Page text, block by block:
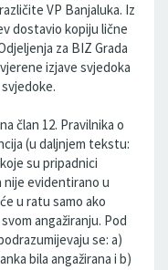
VP Banjaluka. Iz
dostavio kopiju lične
za BIZ Grada
izjave svjedoka
član 12. Pravilnika o
(u daljnjem tekstu:
su pripadnici
nije evidentirano u
u ratu samo ako
angažiranju. Pod
se: a)
bila angažirana i b)